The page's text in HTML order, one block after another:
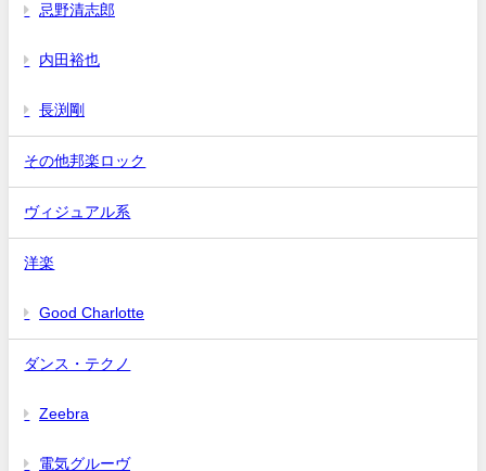
忌野清志郎
内田裕也
長渕剛
その他邦楽ロック
ヴィジュアル系
洋楽
Good Charlotte
ダンス・テクノ
Zeebra
電気グルーヴ